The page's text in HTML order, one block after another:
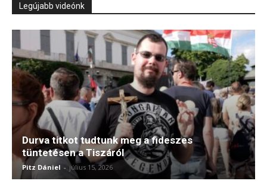
Legújabb videónk
Durva titkot tudtunk meg a fideszes
tüntetésen a Tiszáról
Pitz Dániel - július 15, 2026